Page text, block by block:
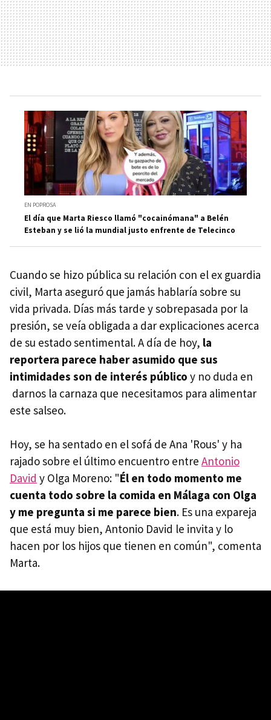
EN POPROSA
El día que Marta Riesco llamó "cocainómana" a Belén
Esteban y se lió la mundial justo enfrente de Telecinco
Cuando se hizo pública su relación con el ex guardia
civil, Marta aseguró que jamás hablaría sobre su
vida privada. Días más tarde y sobrepasada por la
presión, se veía obligada a dar explicaciones acerca
de su estado sentimental. A día de hoy, la
reportera parece haber asumido que sus
intimidades son de interés público y no duda en
darnos la carnaza que necesitamos para alimentar
este salseo.
Hoy, se ha sentado en el sofá de Ana 'Rous' y ha
rajado sobre el último encuentro entre Antonio
David y Olga Moreno: "Él en todo momento me
cuenta todo sobre la comida en Málaga con Olga
y me pregunta si me parece bien. Es una expareja
que está muy bien, Antonio David le invita y lo
hacen por los hijos que tienen en común", comenta
Marta.